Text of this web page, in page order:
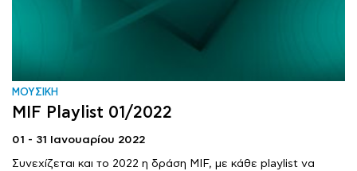
ΜΟΥΣΙΚΗ
MIF Playlist 01/2022
01 - 31 Ιανουαρίου 2022
Συνεχίζεται και το 2022 η δράση MIF, με κάθε playlist να